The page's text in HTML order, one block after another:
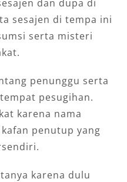
dan dupa di
sesajen di tempa ini
serta misteri
penunggu serta
pesugihan.
karena nama
penutup yang
karena dulu